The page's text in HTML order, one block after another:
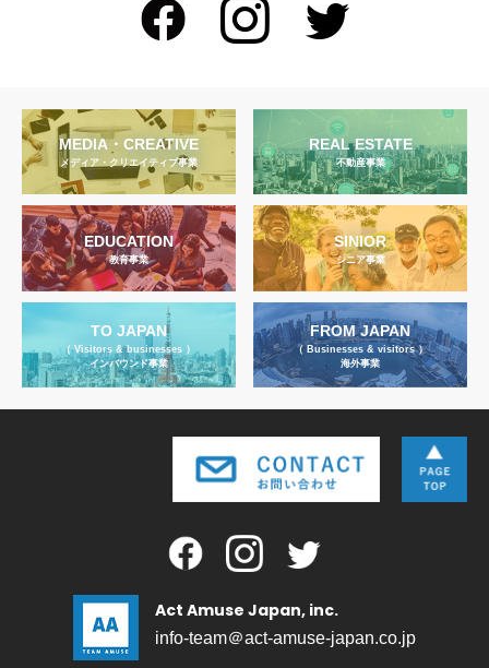
MEDIA・CREATIVE
メディア・クリエイティブ事業
REAL ESTATE
不動産事業
EDUCATION
教育事業
SINIOR
シニア事業
TO JAPAN
（ Visitors & businesses ）
インバウンド事業
FROM JAPAN
（ Businesses & visitors ）
海外事業
Act Amuse Japan, inc.
info-team＠act-amuse-japan.co.jp